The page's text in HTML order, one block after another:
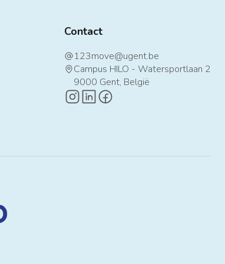
Contact
at123move@ugent.be
map-pinCampus HILO - Watersportlaan 2
9000 Gent, België
instagram-logo linkedin-logo facebook-logo